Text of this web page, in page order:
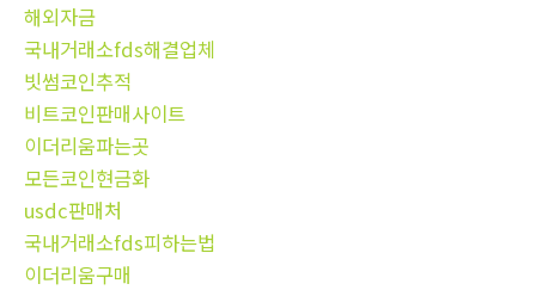
해외자금
국내거래소fds해결업체
빗썸코인추적
비트코인판매사이트
이더리움파는곳
모든코인현금화
usdc판매처
국내거래소fds피하는법
이더리움구매